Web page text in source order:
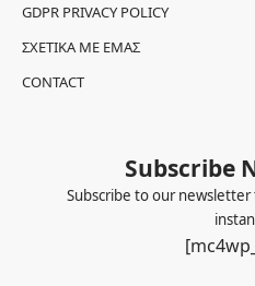
GDPR PRIVACY POLICY
ΣΧΕΤΙΚΆ ΜΕ ΕΜΆΣ
CONTACT
Subscribe
Subscribe to our